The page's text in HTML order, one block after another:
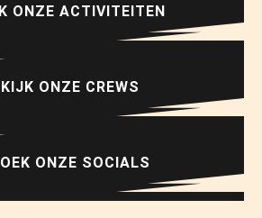
ONZE ACTIVITEITEN
ONZE CREWS
ONZE SOCIALS